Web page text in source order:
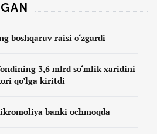
boshqaruv raisi o‘zgardi
3,6 mlrd so‘mlik xaridini
qo’lga kiritdi
banki ochmoqda